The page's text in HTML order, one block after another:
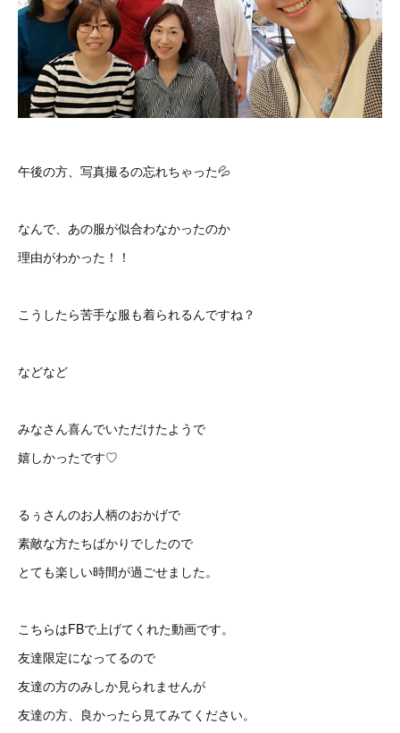
午後の方、写真撮るの忘れちゃった💦
なんで、あの服が似合わなかったのか
理由がわかった！！
こうしたら苦手な服も着られるんですね？
などなど
みなさん喜んでいただけたようで
嬉しかったです♡
るぅさんのお人柄のおかげで
素敵な方たちばかりでしたので
とても楽しい時間が過ごせました。
こちらはFBで上げてくれた動画です。
友達限定になってるので
友達の方のみしか見られませんが
友達の方、良かったら見てみてください。